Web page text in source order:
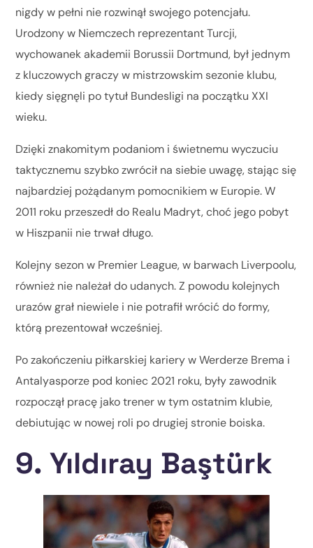
nigdy w pełni nie rozwinął swojego potencjału.
Urodzony w Niemczech reprezentant Turcji,
wychowanek akademii Borussii Dortmund, był jednym
z kluczowych graczy w mistrzowskim sezonie klubu,
kiedy sięgnęli po tytuł Bundesligi na początku XXI
wieku.
Dzięki znakomitym podaniom i świetnemu wyczuciu
taktycznemu szybko zwrócił na siebie uwagę, stając się
najbardziej pożądanym pomocnikiem w Europie. W
2011 roku przeszedł do Realu Madryt, choć jego pobyt
w Hiszpanii nie trwał długo.
Kolejny sezon w Premier League, w barwach Liverpoolu,
również nie należał do udanych. Z powodu kolejnych
urazów grał niewiele i nie potrafił wrócić do formy,
którą prezentował wcześniej.
Po zakończeniu piłkarskiej kariery w Werderze Brema i
Antalyasporze pod koniec 2021 roku, były zawodnik
rozpoczął pracę jako trener w tym ostatnim klubie,
debiutując w nowej roli po drugiej stronie boiska.
9. Yıldıray Baştürk